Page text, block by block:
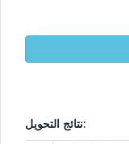
نتائج التحويل: